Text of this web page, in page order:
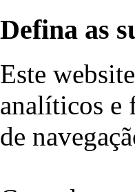
Defina as
Este
analíticos e
de